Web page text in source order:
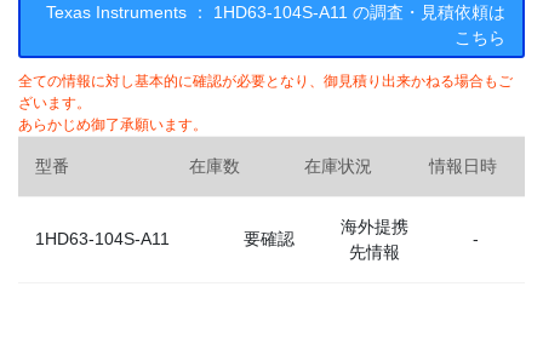
Texas Instruments ： 1HD63-104S-A11 の調査・見積依頼は
こちら
全ての情報に対し基本的に確認が必要となり、御見積り出来かねる場合もご
ざいます。
あらかじめ御了承願います。
型番 在庫数 在庫状況 情報日時
1HD63-104S-A11 要確認
海外提携
先情報
-